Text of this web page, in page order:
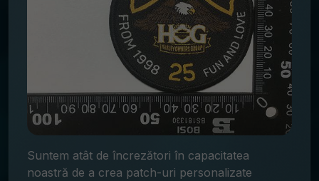
Suntem atât de încrezători în capacitatea
noastră de a crea patch-uri personalizate